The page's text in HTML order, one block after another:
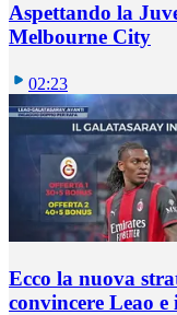
Aspettando la
Melbourne City
02:23
Ecco la nuova
convincere Leao